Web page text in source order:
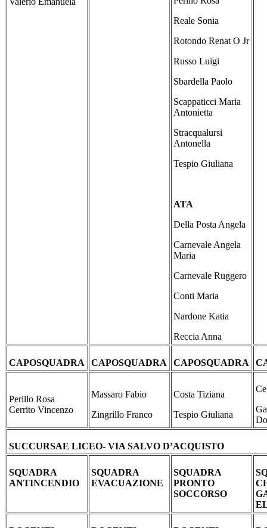
Reale Sonia
Rotondo Renat O Jr
Russo Luigi
Sbardella Paolo
Scappaticci Maria
Antonietta
Stracqualursi
Antonella
Tespio Giuliana
ATA
Della Posta Angela
Carnevale Angela
Maria
Carnevale Ruggero
Conti Maria
Nardone Katia
Reccia Anna
CAPOSQUADRA CAPOSQUADRA CAPOSQUADRA
Perillo Rosa
Cerrito Vincenzo
Massaro Fabio
Zingrillo Franco
Costa Tiziana
Tespio Giuliana
SUCCURSAE LICEO- VIA SALVO D’ACQUISTO
SQUADRA
ANTINCENDIO
SQUADRA
EVACUAZIONE
SQUADRA
PRONTO
SOCCORSO